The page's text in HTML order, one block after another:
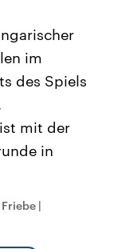
Beiträge,
und
die Vereinigten
Ländern
Einfluss auf
Weltgeschehen.
im
des Spiels
mit der
in
|